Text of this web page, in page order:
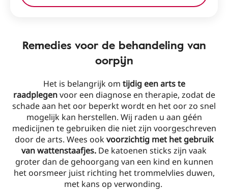
Remedies voor de behandeling van
oorpijn
Het is belangrijk om tijdig een arts te
raadplegenvoor een diagnose en therapie, zodat de
schade aan het oor beperkt wordt en het oor zo snel
mogelijk kan herstellen. Wij raden u aan géén
medicijnen te gebruiken die niet zijn voorgeschreven
door de arts. Wees ookvoorzichtig met het gebruik
van wattenstaafjes. De katoenen sticks zijn vaak
groter dan de gehoorgang van een kind en kunnen
het oorsmeer juist richting het trommelvlies duwen,
met kans op verwonding.